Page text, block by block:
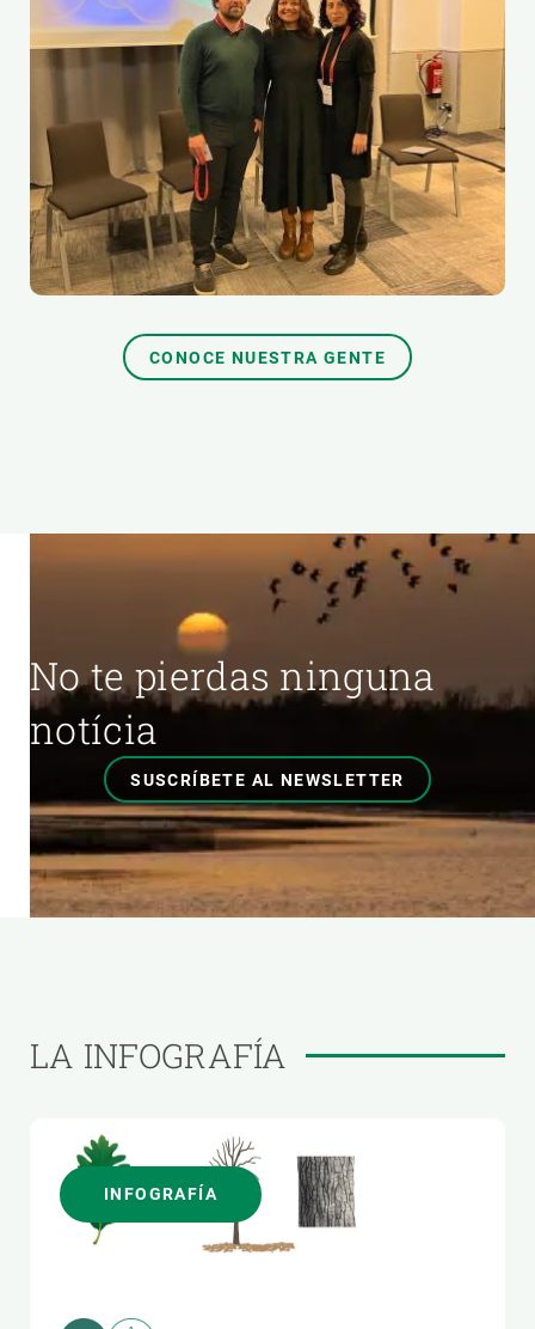
CONOCE NUESTRA GENTE
No te pierdas ninguna
notícia
SUSCRÍBETE AL NEWSLETTER
LA INFOGRAFÍA
INFOGRAFÍA